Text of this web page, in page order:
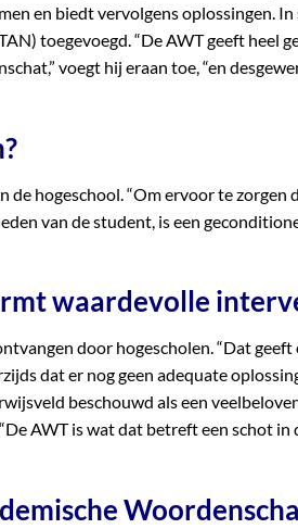
en biedt vervolgens oplossingen.
toegevoegd. “De AWT geeft heel
voegt hij eraan toe, “en
hogeschool. “Om ervoor te zorgen
van de student, is een
waardevolle
door hogescholen. “Dat
dat er nog geen adequate
beschouwd als een
AWT is wat dat betreft een schot in